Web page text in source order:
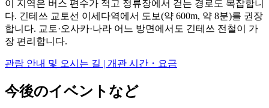
이 지역은 버스 편수가 적고 정류장에서 걷는 경로도 복잡합니
다. 긴테쓰 교토선 이세다역에서 도보(약 600m, 약 8분)를 권장
합니다. 교토·오사카·나라 어느 방면에서도 긴테쓰 전철이 가
장 편리합니다.
관람 안내 및 오시는 길 | 개관 시간・요금
今後のイベントなど